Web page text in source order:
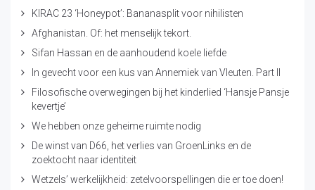
KIRAC 23 ‘Honeypot’: Bananasplit voor nihilisten
Afghanistan. Of: het menselijk tekort.
Sifan Hassan en de aanhoudend koele liefde
In gevecht voor een kus van Annemiek van Vleuten. Part II
Filosofische overwegingen bij het kinderlied ‘Hansje Pansje
kevertje’
We hebben onze geheime ruimte nodig
De winst van D66, het verlies van GroenLinks en de
zoektocht naar identiteit
Wetzels’ werkelijkheid: zetelvoorspellingen die er toe doen!